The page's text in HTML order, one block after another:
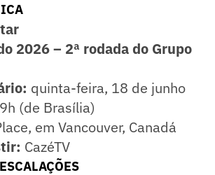
2026 – 2ª rodada do Grupo
quinta-feira, 18 de junho
(de Brasília)
em Vancouver, Canadá
CazéTV